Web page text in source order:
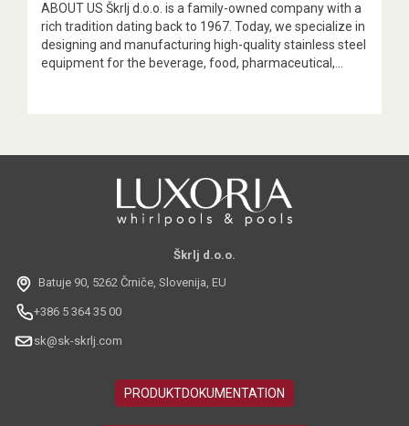
ABOUT US Škrlj d.o.o. is a family-owned company with a
rich tradition dating back to 1967. Today, we specialize in
designing and manufacturing high-quality stainless steel
equipment for the beverage, food, pharmaceutical,...
Škrlj d.o.o.
Batuje 90, 5262 Črniče, Slovenija, EU
+386 5 364 35 00
sk@sk-skrlj.com